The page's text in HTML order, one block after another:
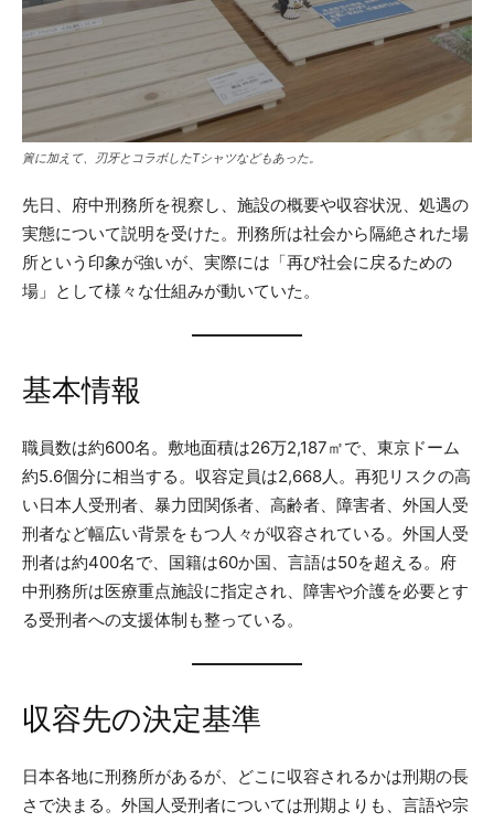
簀に加えて、刃牙とコラボしたTシャツなどもあった。
先日、府中刑務所を視察し、施設の概要や収容状況、処遇の
実態について説明を受けた。刑務所は社会から隔絶された場
所という印象が強いが、実際には「再び社会に戻るための
場」として様々な仕組みが動いていた。
基本情報
職員数は約600名。敷地面積は26万2,187㎡で、東京ドーム
約5.6個分に相当する。収容定員は2,668人。再犯リスクの高
い日本人受刑者、暴力団関係者、高齢者、障害者、外国人受
刑者など幅広い背景をもつ人々が収容されている。外国人受
刑者は約400名で、国籍は60か国、言語は50を超える。府
中刑務所は医療重点施設に指定され、障害や介護を必要とす
る受刑者への支援体制も整っている。
収容先の決定基準
日本各地に刑務所があるが、どこに収容されるかは刑期の長
さで決まる。外国人受刑者については刑期よりも、言語や宗